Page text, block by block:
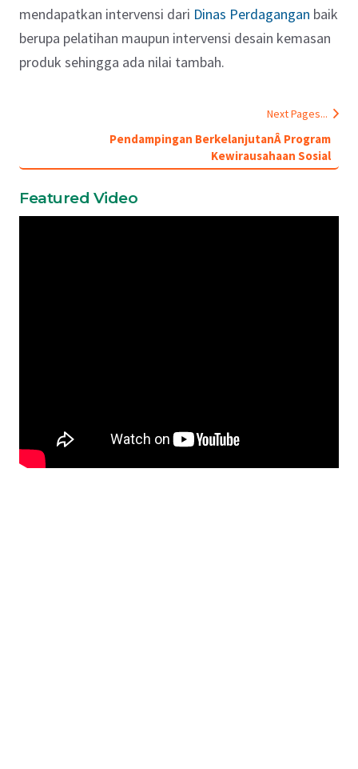
mendapatkan intervensi dari Dinas Perdagangan baik
berupa pelatihan maupun intervensi desain kemasan
produk sehingga ada nilai tambah.
Next Pages...
Pendampingan BerkelanjutanÂ Program
Kewirausahaan Sosial
Featured Video